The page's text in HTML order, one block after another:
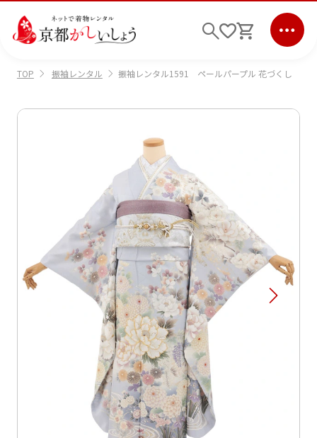
ご利用ガイド
サポート
レンタルの流れ
検索
条件検索
ご利用日を選択してください
2026年8月
月 火 水 木 金
TOP 振袖レンタル 振袖レンタル1591 ペールパープル 花づくし